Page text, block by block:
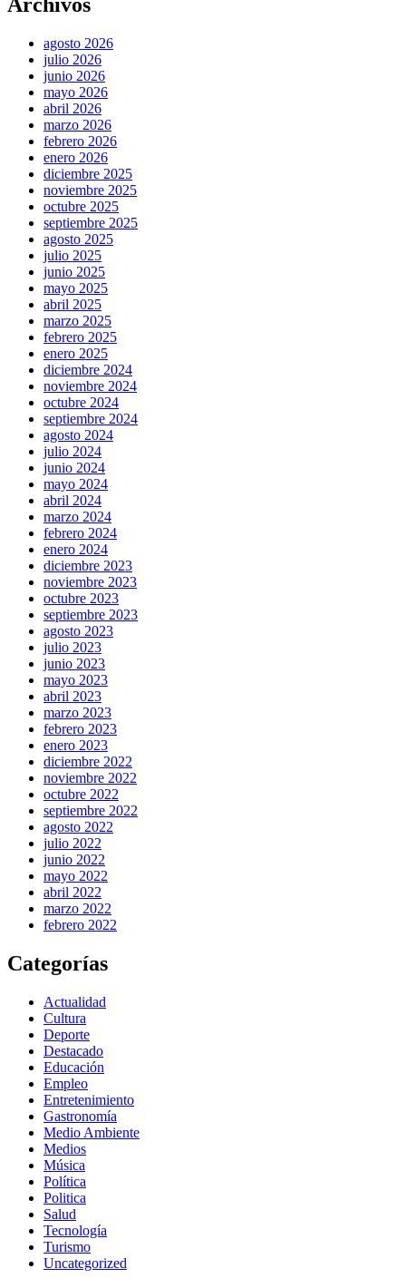
Archivos
agosto 2026
julio 2026
junio 2026
mayo 2026
abril 2026
marzo 2026
febrero 2026
enero 2026
diciembre 2025
noviembre 2025
octubre 2025
septiembre 2025
agosto 2025
julio 2025
junio 2025
mayo 2025
abril 2025
marzo 2025
febrero 2025
enero 2025
diciembre 2024
noviembre 2024
octubre 2024
septiembre 2024
agosto 2024
julio 2024
junio 2024
mayo 2024
abril 2024
marzo 2024
febrero 2024
enero 2024
diciembre 2023
noviembre 2023
octubre 2023
septiembre 2023
agosto 2023
julio 2023
junio 2023
mayo 2023
abril 2023
marzo 2023
febrero 2023
enero 2023
diciembre 2022
noviembre 2022
octubre 2022
septiembre 2022
agosto 2022
julio 2022
junio 2022
mayo 2022
abril 2022
marzo 2022
febrero 2022
Categorías
Actualidad
Cultura
Deporte
Destacado
Educación
Empleo
Entretenimiento
Gastronomía
Medio Ambiente
Medios
Música
Política
Politica
Salud
Tecnología
Turismo
Uncategorized